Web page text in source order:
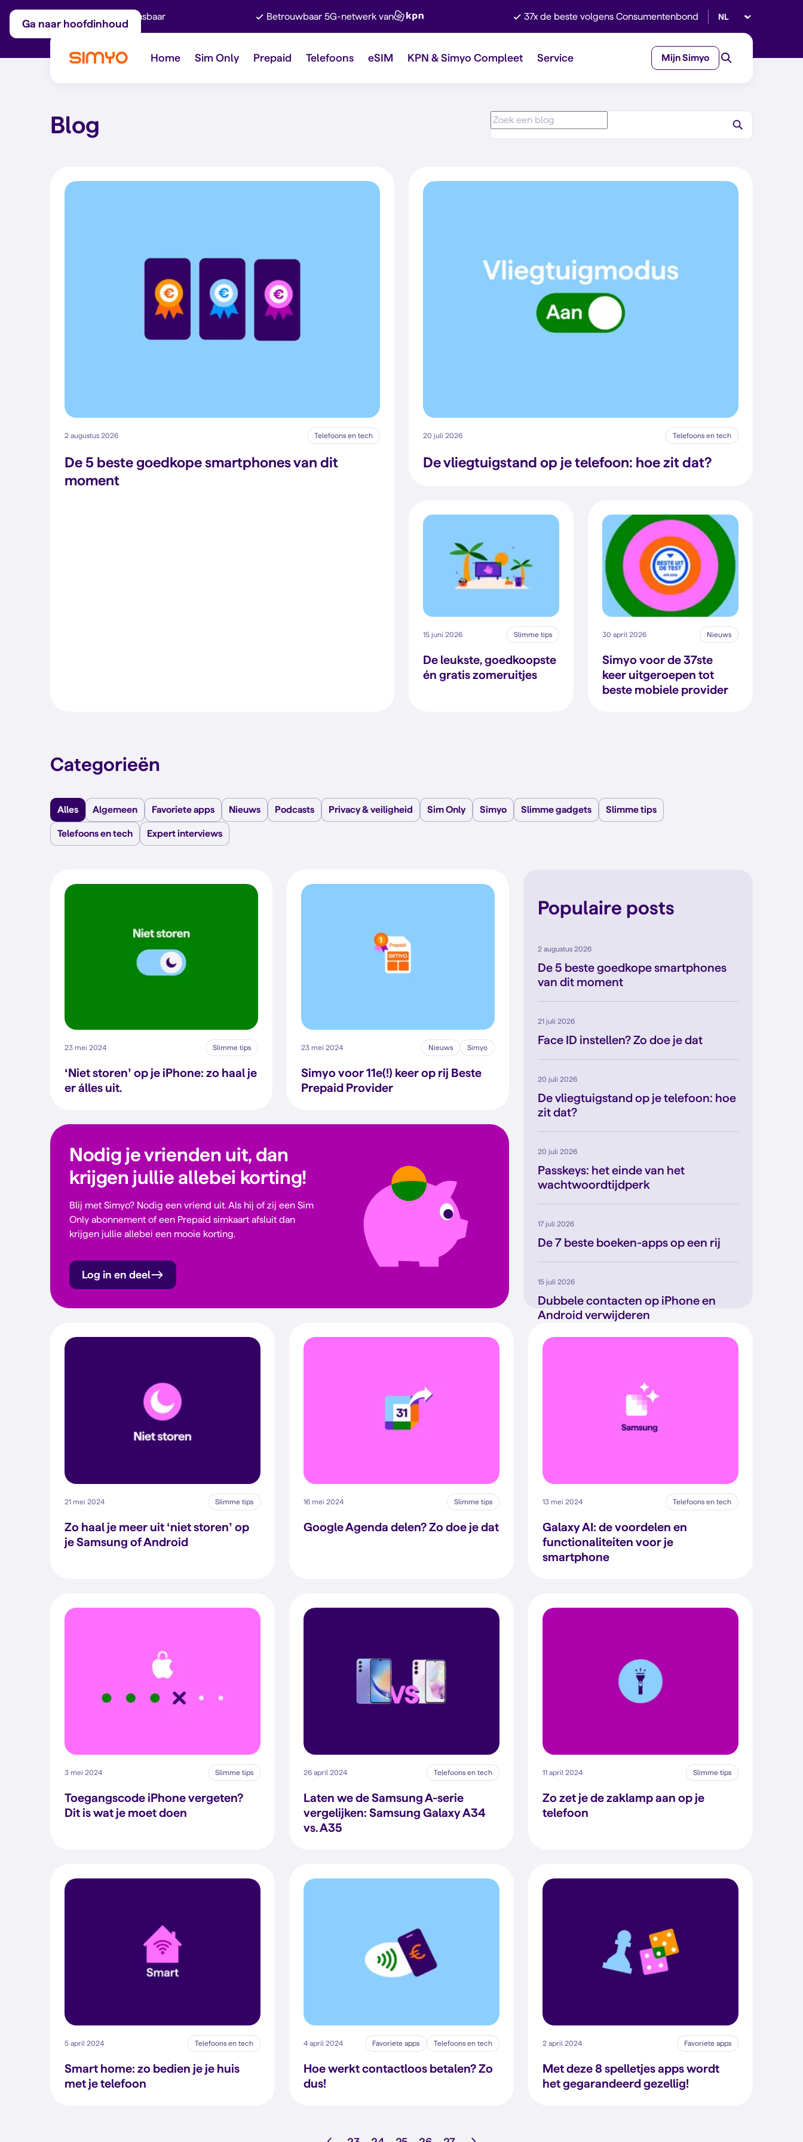
Ga naar hoofdinhoud
Maandelijks aanpasbaar Betrouwbaar 5G-netwerk van 37x de beste volgens Consumentenbond Selecteer taal
Home Sim Only Prepaid Telefoons eSIM KPN & Simyo Compleet Service Mijn Simyo
Blog
2 augustus 2026 Telefoons en tech
De 5 beste goedkope smartphones van dit
moment
20 juli 2026 Telefoons en tech
De vliegtuigstand op je telefoon: hoe zit dat?
15 juni 2026 Slimme tips
De leukste, goedkoopste
én gratis zomeruitjes
30 april 2026 Nieuws
Simyo voor de 37ste
keer uitgeroepen tot
beste mobiele provider
Categorieën
Alles Algemeen Favoriete apps Nieuws Podcasts Privacy & veiligheid Sim Only Simyo Slimme gadgets Slimme tips
Telefoons en tech Expert interviews
23 mei 2024 Slimme tips
‘Niet storen’ op je iPhone: zo haal je
er álles uit.
23 mei 2024 Nieuws Simyo
Simyo voor 11e(!) keer op rij Beste
Prepaid Provider
Populaire posts
2 augustus 2026
De 5 beste goedkope smartphones
van dit moment
21 juli 2026
Face ID instellen? Zo doe je dat
20 juli 2026
De vliegtuigstand op je telefoon: hoe
zit dat?
20 juli 2026
Passkeys: het einde van het
wachtwoordtijdperk
17 juli 2026
De 7 beste boeken-apps op een rij
15 juli 2026
Dubbele contacten op iPhone en
Android verwijderen
Nodig je vrienden uit, dan
krijgen jullie allebei korting!
Blij met Simyo? Nodig een vriend uit. Als hij of zij een Sim
Only abonnement of een Prepaid simkaart afsluit dan
krijgen jullie allebei een mooie korting.
Log in en deel
21 mei 2024 Slimme tips
Zo haal je meer uit ‘niet storen’ op
je Samsung of Android
16 mei 2024 Slimme tips
Google Agenda delen? Zo doe je dat
13 mei 2024 Telefoons en tech
Galaxy AI: de voordelen en
functionaliteiten voor je
smartphone
3 mei 2024 Slimme tips
Toegangscode iPhone vergeten?
Dit is wat je moet doen
26 april 2024 Telefoons en tech
Laten we de Samsung A-serie
vergelijken: Samsung Galaxy A34
vs. A35
11 april 2024 Slimme tips
Zo zet je de zaklamp aan op je
telefoon
5 april 2024 Telefoons en tech
Smart home: zo bedien je je huis
met je telefoon
4 april 2024 Favoriete apps Telefoons en tech
Hoe werkt contactloos betalen? Zo
dus!
2 april 2024 Favoriete apps
Met deze 8 spelletjes apps wordt
het gegarandeerd gezellig!